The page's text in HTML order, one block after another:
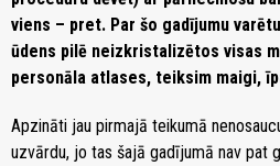
viens – pret. Par šo gadījumu
ūdens pilē neizkristalizētos visas
personāla atlases, teiksim maigi,
Apzināti jau pirmajā teikumā
uzvārdu, jo tas šajā gadījumā nav pat